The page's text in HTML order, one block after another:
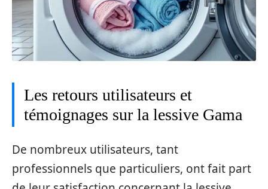
Les retours utilisateurs et
témoignages sur la lessive Gama
De nombreux utilisateurs, tant
professionnels que particuliers, ont fait part